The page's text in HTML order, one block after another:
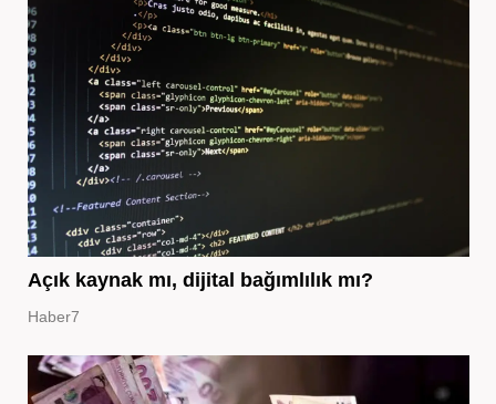
Açık kaynak mı, dijital bağımlılık mı?
Haber7